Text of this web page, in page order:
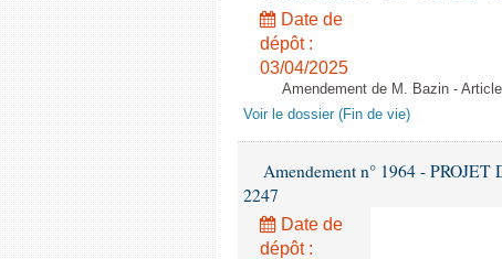
Date de
dépôt :
03/04/2025
Amendement de M. Bazin -
Voir le dossier (Fin de vie)
Amendement n° 1964 -
2247
Date de
dépôt :